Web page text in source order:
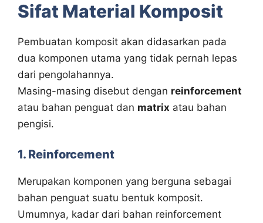
Sifat Material Komposit
Pembuatan komposit akan didasarkan pada
dua komponen utama yang tidak pernah lepas
dari pengolahannya.
Masing-masing disebut dengan reinforcement
atau bahan penguat dan matrix atau bahan
pengisi.
1. Reinforcement
Merupakan komponen yang berguna sebagai
bahan penguat suatu bentuk komposit.
Umumnya, kadar dari bahan reinforcement